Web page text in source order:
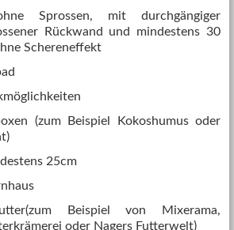
Sprossen, mit durchgängiger
Rückwand und mindestens 30
Schereneffekt
(zum Beispiel Kokoshumus oder
25cm
Beispiel von Mixerama,
oder Nagers Futterwelt)